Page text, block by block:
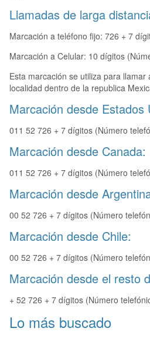
Llamadas de larga
Marcación a teléfono fijo: 726 + 7
Marcación a Celular: 10 dígitos
Esta marcación se utiliza para llamar
localidad dentro de la republica
Marcación desde Estados
011 52 726 + 7 dígitos (Número
Marcación desde Canada:
011 52 726 + 7 dígitos (Número
Marcación desde
00 52 726 + 7 dígitos (Número
Marcación desde Chile:
00 52 726 + 7 dígitos (Número
Marcación desde el resto
+ 52 726 + 7 dígitos (Número
Lo más buscado